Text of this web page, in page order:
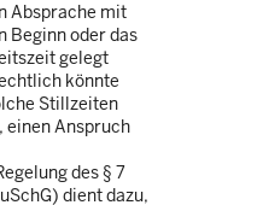
Absprache mit
Beginn oder das
gelegt
könnte
Stillzeiten
einen Anspruch
des § 7
dient dazu,